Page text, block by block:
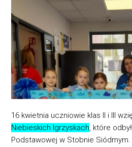
16 kwietnia uczniowie klas II i III
Niebieskich Igrzyskach, które
Podstawowej w Stobnie Siódmym.